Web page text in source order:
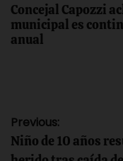
Concejal Capozzi
municipal es
anual
Previous:
Niño de 10 años